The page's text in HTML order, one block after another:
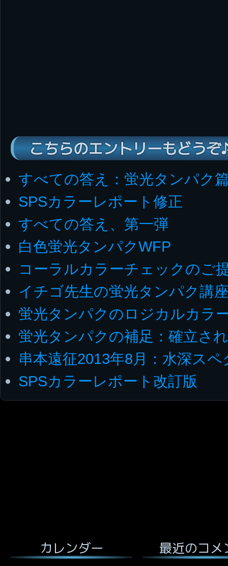
こちらのエントリーもどうぞ
すべての答え：蛍光タンパク
SPSカラーレポート修正
すべての答え、第一弾
白色蛍光タンパクWFP
コーラルカラーチェックのご
イチゴ先生の蛍光タンパク講
蛍光タンパクのロジカルカラ
蛍光タンパクの補足：確立さ
串本遠征2013年8月：水深ス
SPSカラーレポート改訂版
カレンダー 最近のコメ